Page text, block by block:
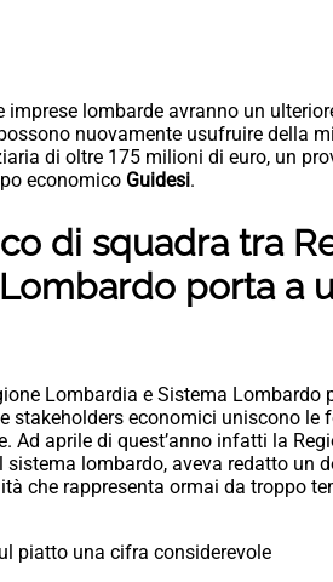
lombarde avranno un
nuovamente usufruire della
di oltre 175 milioni di euro, un
economico Guidesi.
di squadra tra
porta a
Lombardia e Sistema Lombardo
stakeholders economici uniscono le
aprile di quest’anno infatti la
sistema lombardo, aveva redatto un
che rappresenta ormai da troppo
piatto una cifra considerevole